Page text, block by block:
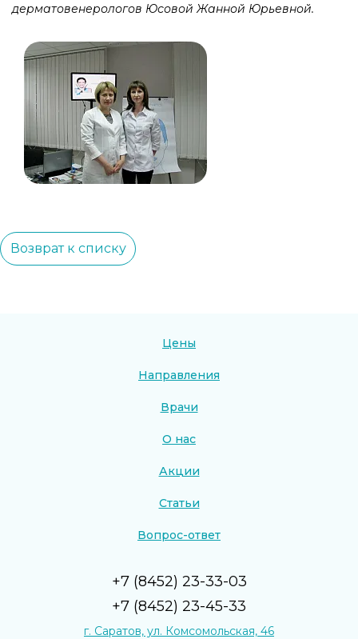
дерматовенерологов Юсовой Жанной Юрьевной.
Возврат к списку
+7 (8452) 23-33-03
+7 (8452) 23-45-33
г. Саратов, ул. Комсомольская, 46
Цены
Направления
Врачи
О нас
Акции
Статьи
Вопрос-ответ